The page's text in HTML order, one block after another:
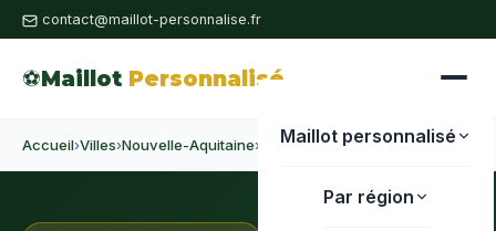
contact@maillot-personnalise.fr
⚽Maillot Personnalisé
Maillot personnalisé
Par région
Accueil›Villes›Nouvelle-Aquitaine› Creuse›Arfeuille-Châtain